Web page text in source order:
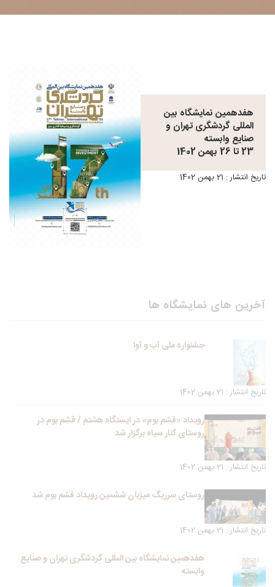
هفدهمین نمایشگاه بین
المللی گردشگری تهران و
صنایع وابسته
23 تا 26 بهمن 1402
تاریخ انتشار : 21 بهمن 1402
آخرین های نمایشگاه ها
جشنواره ملی آب و آوا
تاریخ انتشار : 21 بهمن 1402
رویداد «قشم بوم» در ایستگاه هشتم / قشم بوم در
روستای کنار سیاه برگزار شد
تاریخ انتشار : 21 بهمن 1402
روستای سرریگ میزبان ششمین رویداد قشم بوم شد
تاریخ انتشار : 21 بهمن 1402
هفدهمین نمایشگاه بین المللی گردشگری تهران و صنایع
وابسته